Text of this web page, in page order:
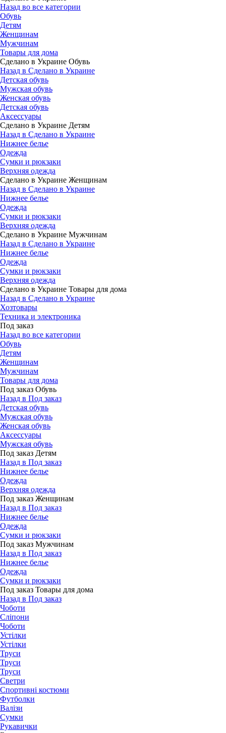
Назад во все категории
Обувь
Детям
Женщинам
Мужчинам
Товары для дома
Сделано в Украине Обувь
Назад в Сделано в Украине
Детская обувь
Мужская обувь
Женская обувь
Детская обувь
Аксессуары
Сделано в Украине Детям
Назад в Сделано в Украине
Нижнее белье
Одежда
Сумки и рюкзаки
Верхняя одежда
Сделано в Украине Женщинам
Назад в Сделано в Украине
Нижнее белье
Одежда
Сумки и рюкзаки
Верхняя одежда
Сделано в Украине Мужчинам
Назад в Сделано в Украине
Нижнее белье
Одежда
Сумки и рюкзаки
Верхняя одежда
Сделано в Украине Товары для дома
Назад в Сделано в Украине
Хозтовары
Техника и электроника
Под заказ
Назад во все категории
Обувь
Детям
Женщинам
Мужчинам
Товары для дома
Под заказ Обувь
Назад в Под заказ
Детская обувь
Мужская обувь
Женская обувь
Аксессуары
Мужская обувь
Под заказ Детям
Назад в Под заказ
Нижнее белье
Одежда
Верхняя одежда
Под заказ Женщинам
Назад в Под заказ
Нижнее белье
Одежда
Сумки и рюкзаки
Под заказ Мужчинам
Назад в Под заказ
Нижнее белье
Одежда
Сумки и рюкзаки
Под заказ Товары для дома
Назад в Под заказ
Чоботи
Сліпони
Чоботи
Устілки
Устілки
Труси
Труси
Труси
Светри
Спортивні костюми
Футболки
Валізи
Сумки
Рукавички